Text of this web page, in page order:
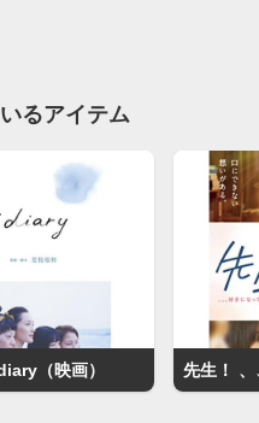
るアイテム
（映画）